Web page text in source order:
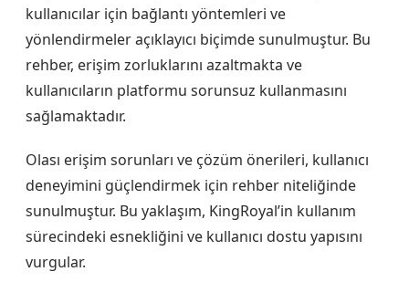
kullanıcılar için bağlantı yöntemleri ve
yönlendirmeler açıklayıcı biçimde sunulmuştur. Bu
rehber, erişim zorluklarını azaltmakta ve
kullanıcıların platformu sorunsuz kullanmasını
sağlamaktadır.
Olası erişim sorunları ve çözüm önerileri, kullanıcı
deneyimini güçlendirmek için rehber niteliğinde
sunulmuştur. Bu yaklaşım, KingRoyal’in kullanım
sürecindeki esnekliğini ve kullanıcı dostu yapısını
vurgular.